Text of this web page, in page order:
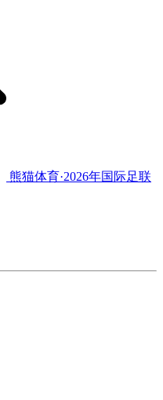
熊猫体育·2026年国际足联